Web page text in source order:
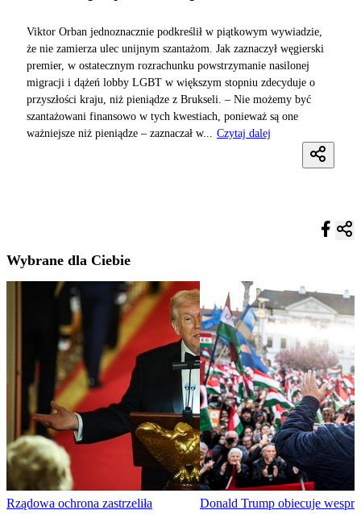
Viktor Orban jednoznacznie podkreślił w piątkowym wywiadzie,
że nie zamierza ulec unijnym szantażom. Jak zaznaczył węgierski
premier, w ostatecznym rozrachunku powstrzymanie nasilonej
migracji i dążeń lobby LGBT w większym stopniu zdecyduje o
przyszłości kraju, niż pieniądze z Brukseli. – Nie możemy być
szantażowani finansowo w tych kwestiach, ponieważ są one
ważniejsze niż pieniądze – zaznaczał w...
Czytaj dalej
Wybrane dla Ciebie
Rządowa ochrona zastrzeliła
Donald Trump obiecuje